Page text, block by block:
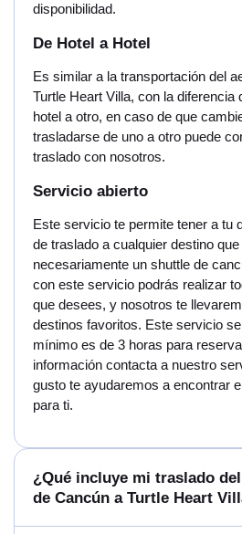
disponibilidad.
De Hotel a Hotel
Es similar a la transportación del
Turtle Heart Villa, con la diferencia
hotel a otro, en caso de que
trasladarse de uno a otro puede
traslado con nosotros.
Servicio abierto
Este servicio te permite tener a tu
de traslado a cualquier destino
necesariamente un shuttle de
con este servicio podrás realizar
que desees, y nosotros te
destinos favoritos. Este servicio
mínimo es de 3 horas para
información contacta a nuestro
gusto te ayudaremos a encontrar
para ti.
¿Qué incluye mi traslado
de Cancún a Turtle Heart